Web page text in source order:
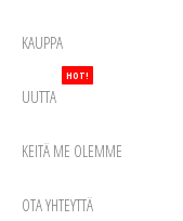
KAUPPA
UUTTA
HOT!
KEITÄ ME OLEMME
OTA YHTEYTTÄ